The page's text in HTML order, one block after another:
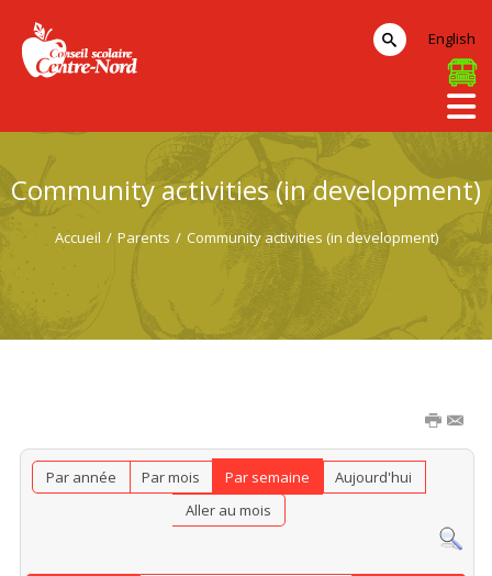
Community activities (in development)
Accueil / Parents / Community activities (in development)
Par année Par mois Par semaine
Aujourd'hui
Aller au mois
English